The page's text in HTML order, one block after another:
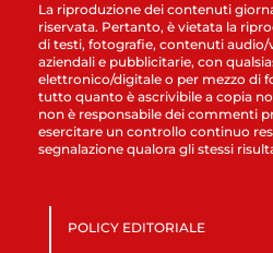
La riproduzione dei contenuti
riservata. Pertanto, è vietata la
di testi, fotografie, contenuti
aziendali e pubblicitarie, con
elettronico/digitale o per mezzo di
tutto quanto è ascrivibile a copia
non è responsabile dei commenti
esercitare un controllo continuo
segnalazione qualora gli stessi
POLICY EDITORIALE